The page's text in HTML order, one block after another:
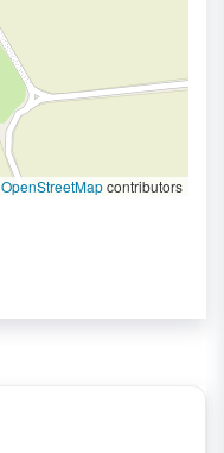
OpenStreetMapcontributors